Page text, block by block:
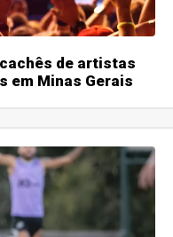
de artistas
em Minas Gerais